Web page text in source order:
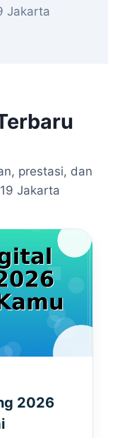
Jakarta
prestasi, dan
Jakarta
2026